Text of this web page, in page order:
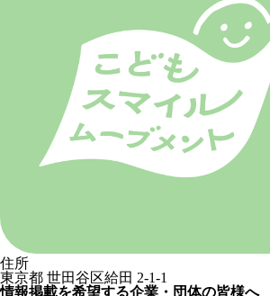
住所
東京都 世田谷区給田 2-1-1
情報掲載を希望する企業・団体の皆様へ